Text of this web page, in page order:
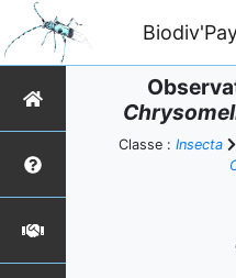
Classe : Insecta